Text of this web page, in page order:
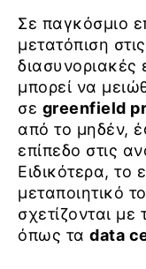
Σε παγκόσμιο
μετατόπιση
διασυνοριακές
μπορεί να
σε greenfield
από το μηδέν,
επίπεδο στις
Ειδικότερα, το
μεταποιητικό
σχετίζονται με
όπως τα data